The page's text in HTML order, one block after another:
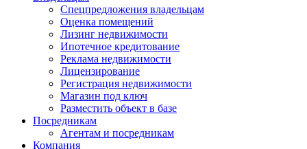
Спецпредложения владельцам
Оценка помещений
Лизинг недвижимости
Ипотечное кредитование
Реклама недвижимости
Лицензирование
Регистрация недвижимости
Магазин под ключ
Разместить объект в базе
Посредникам
Агентам и посредникам
Компания